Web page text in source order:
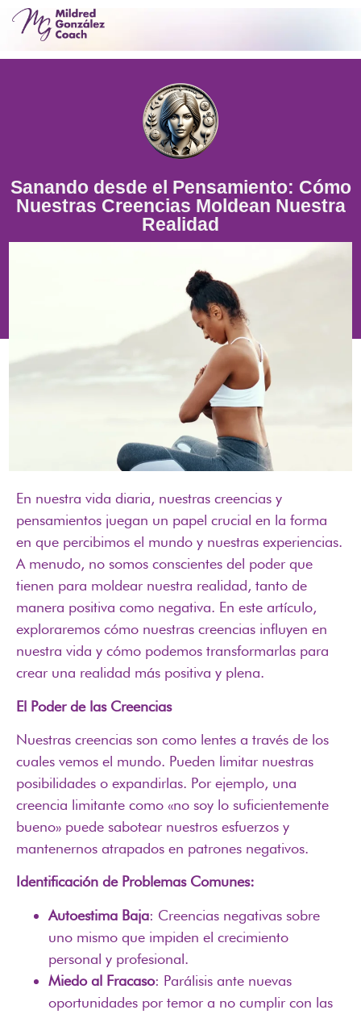
Sanando desde el Pensamiento: Cómo
Nuestras Creencias Moldean Nuestra
Realidad
En nuestra vida diaria, nuestras creencias y
pensamientos juegan un papel crucial en la forma
en que percibimos el mundo y nuestras experiencias.
A menudo, no somos conscientes del poder que
tienen para moldear nuestra realidad, tanto de
manera positiva como negativa. En este artículo,
exploraremos cómo nuestras creencias influyen en
nuestra vida y cómo podemos transformarlas para
crear una realidad más positiva y plena.
El Poder de las Creencias
Nuestras creencias son como lentes a través de los
cuales vemos el mundo. Pueden limitar nuestras
posibilidades o expandirlas. Por ejemplo, una
creencia limitante como «no soy lo suficientemente
bueno» puede sabotear nuestros esfuerzos y
mantenernos atrapados en patrones negativos.
Identificación de Problemas Comunes:
Autoestima Baja: Creencias negativas sobre
uno mismo que impiden el crecimiento
personal y profesional.
Miedo al Fracaso: Parálisis ante nuevas
oportunidades por temor a no cumplir con las